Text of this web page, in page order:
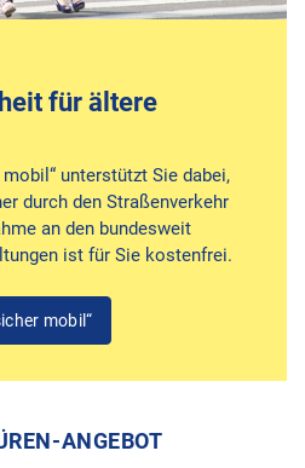
für ältere
unterstützt Sie dabei,
durch den Straßenverkehr
an den bundesweit
ist für Sie kostenfrei.
mobil“
ANGEBOT